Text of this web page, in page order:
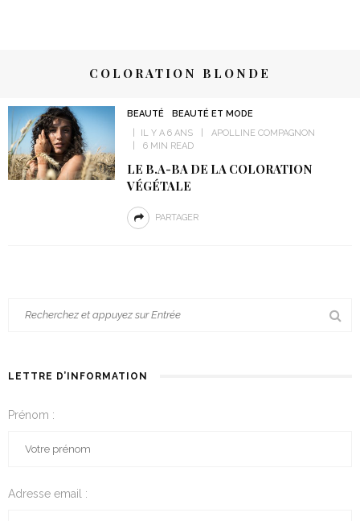
COLORATION BLONDE
BEAUTÉ
BEAUTÉ ET MODE
IL Y A 6 ANS
APOLLINE COMPAGNON
6 MIN READ
LE B.A-BA DE LA COLORATION
VÉGÉTALE
PARTAGER
LETTRE D’INFORMATION
Prénom :
Adresse email :